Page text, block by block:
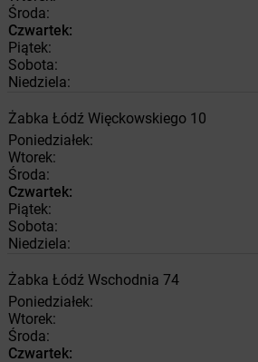
Środa:
Czwartek:
Piątek:
Sobota:
Niedziela:
Żabka Łódź Więckowskiego 10
Poniedziałek:
Wtorek:
Środa:
Czwartek:
Piątek:
Sobota:
Niedziela:
Żabka Łódź Wschodnia 74
Poniedziałek:
Wtorek:
Środa:
Czwartek: